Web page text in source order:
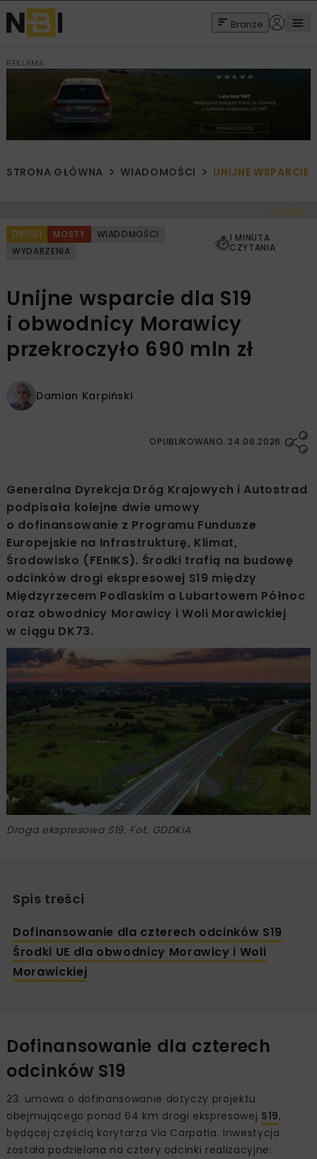
Branże
REKLAMA
STRONA GŁÓWNA WIADOMOŚCI UNIJNE WSPARCIE
< Cofnij
DROGI MOSTY
WIADOMOŚCI
WYDARZENIA
1 MINUTA
CZYTANIA
Unijne wsparcie dla S19
i obwodnicy Morawicy
przekroczyło 690 mln zł
Damian Karpiński
OPUBLIKOWANO: 24.06.2026
Generalna Dyrekcja Dróg Krajowych i Autostrad
podpisała kolejne dwie umowy
o dofinansowanie z Programu Fundusze
Europejskie na Infrastrukturę, Klimat,
Środowisko (FEnIKS). Środki trafią na budowę
odcinków drogi ekspresowej S19 między
Międzyrzecem Podlaskim a Lubartowem Północ
oraz obwodnicy Morawicy i Woli Morawickiej
w ciągu DK73.
Droga ekspresowa S19. Fot. GDDKiA
Spis treści
Dofinansowanie dla czterech odcinków S19
Środki UE dla obwodnicy Morawicy i Woli
Morawickiej
Dofinansowanie dla czterech
odcinków S19
23. umowa o dofinansowanie dotyczy projektu
obejmującego ponad 64 km drogi ekspresowej S19,
będącej częścią korytarza Via Carpatia. Inwestycja
została podzielona na cztery odcinki realizacyjne: